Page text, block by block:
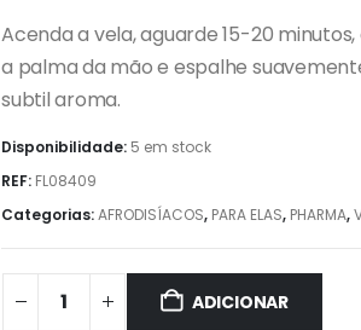
Acenda a vela, aguarde 15-20
a palma da mão e espalhe
subtil aroma.
Disponibilidade: 5 em stock
REF: FL08409
Categorias:AFRODISÍACOS, PARA ELAS, PHARMA,
ADICIONAR